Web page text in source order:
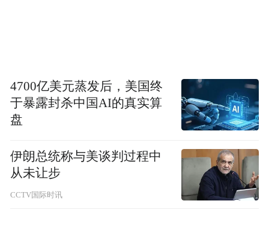
4700亿美元蒸发后，美国终
于暴露封杀中国AI的真实算
盘
伊朗总统称与美谈判过程中
从未让步
CCTV国际时讯